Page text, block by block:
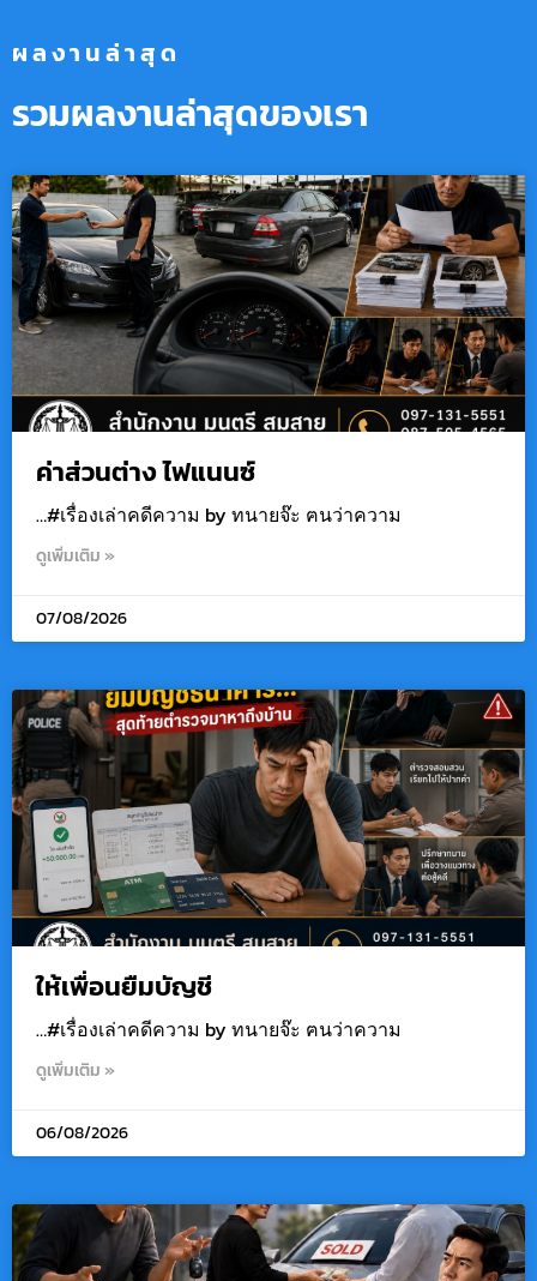
ผลงานล่าสุด
รวมผลงานล่าสุดของเรา
ค่าส่วนต่าง ไฟแนนซ์
…#เรื่องเล่าคดีความ by ทนายจ๊ะ ฅนว่าความ
ดูเพิ่มเติม »
07/08/2026
ให้เพื่อนยืมบัญชี
…#เรื่องเล่าคดีความ by ทนายจ๊ะ ฅนว่าความ
ดูเพิ่มเติม »
06/08/2026